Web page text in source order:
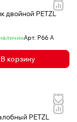
двойной PETZL
Арт. P66 A
В корзину
PETZL